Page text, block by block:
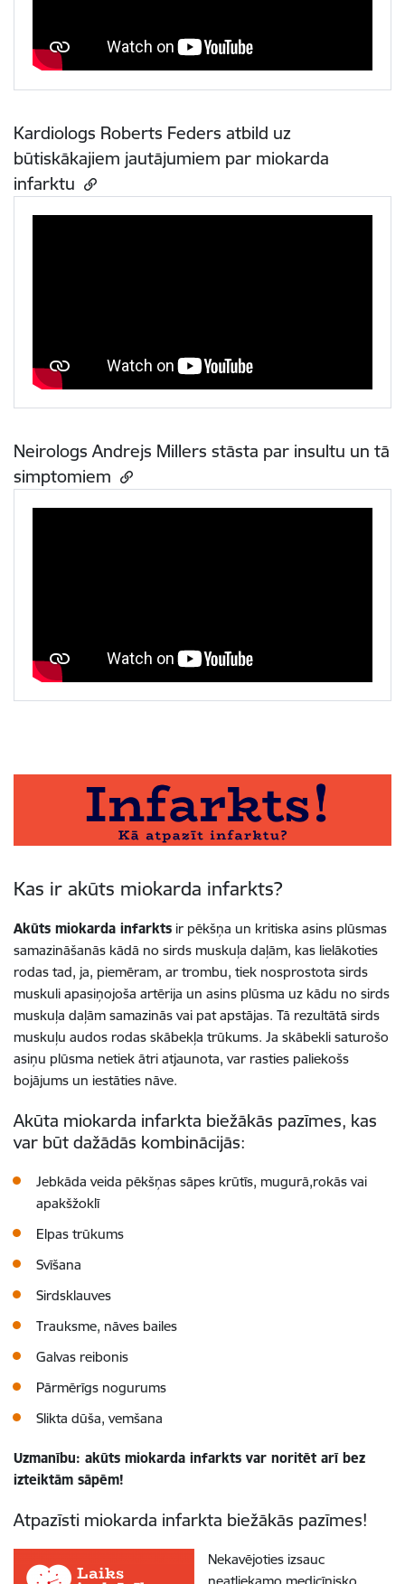
Kardiologs Roberts Feders atbild uz
būtiskākajiem jautājumiem par miokarda
infarktu
Neirologs Andrejs Millers stāsta par insultu un tā
simptomiem
Kas ir akūts miokarda infarkts?
Akūts miokarda infarkts ir pēkšņa un kritiska asins plūsmas
samazināšanās kādā no sirds muskuļa daļām, kas lielākoties
rodas tad, ja, piemēram, ar trombu, tiek nosprostota sirds
muskuli apasiņojoša artērija un asins plūsma uz kādu no sirds
muskuļa daļām samazinās vai pat apstājas. Tā rezultātā sirds
muskuļu audos rodas skābekļa trūkums. Ja skābekli saturošo
asiņu plūsma netiek ātri atjaunota, var rasties paliekošs
bojājums un iestāties nāve.
Akūta miokarda infarkta biežākās pazīmes, kas
var būt dažādās kombinācijās:
Jebkāda veida pēkšņas sāpes krūtīs, mugurā,rokās vai
apakšžoklī
Elpas trūkums
Svīšana
Sirdsklauves
Trauksme, nāves bailes
Galvas reibonis
Pārmērīgs nogurums
Slikta dūša, vemšana
Uzmanību: akūts miokarda infarkts var noritēt arī bez
izteiktām sāpēm!
Atpazīsti miokarda infarkta biežākās pazīmes!
Nekavējoties izsauc